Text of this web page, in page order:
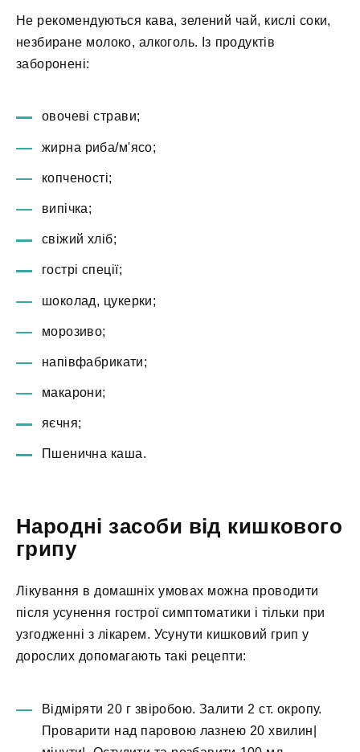
Не рекомендуються кава, зелений чай, кислі соки,
незбиране молоко, алкоголь. Із продуктів
заборонені:
овочеві страви;
жирна риба/м'ясо;
копченості;
випічка;
свіжий хліб;
гострі спеції;
шоколад, цукерки;
морозиво;
напівфабрикати;
макарони;
яєчня;
Пшенична каша.
Народні засоби від кишкового
грипу
Лікування в домашніх умовах можна проводити
після усунення гострої симптоматики і тільки при
узгодженні з лікарем. Усунути кишковий грип у
дорослих допомагають такі рецепти:
Відміряти 20 г звіробою. Залити 2 ст. окропу.
Проварити над паровою лазнею 20 хвилин|